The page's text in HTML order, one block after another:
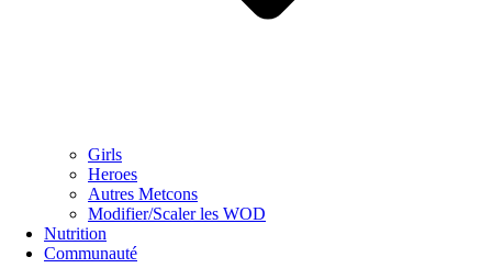
Girls
Heroes
Autres Metcons
Modifier/Scaler les WOD
Nutrition
Communauté